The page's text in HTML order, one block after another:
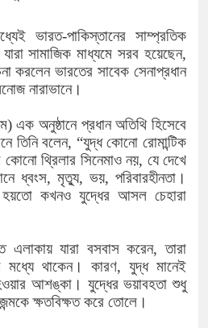
‘গুলশানের চামেলি’তে ভিন্ন রূপে
চরিত্রে
গুলশান থেকে সাবেক মন্ত্রী লতিফ
‘স্কুটি নাকি গোল্ড?’ ক্যাম্পেইনের
ব্র্যান্ড, বাড়ল ক্যাম্পেইনের মেয়াদ
সংবিধান অনুযায়ী যথাসময়ে রাষ্ট্রপতি
১৫২২ পুলিশ সদস্যকে চাকরিতে
খিলক্ষেত থানা বিএনপির যুগ্ম আহ্বায়ক
ভারত-পাকিস্তানের সাম্প্রতিক
সামাজিক মাধ্যমে সরব হয়েছেন,
করলেন ভারতের সাবেক সেনাপ্রধান
নারাভানে।
এক অনুষ্ঠানে প্রধান অতিথি হিসেবে
তিনি বলেন, “যুদ্ধ কোনো রোমান্টিক
থ্রিলার সিনেমাও নয়, যে দেখে
ধ্বংস, মৃত্যু, ভয়, পরিবারহীনতা।
হয়তো কখনও যুদ্ধের আসল চেহারা
এলাকায় যারা বসবাস করেন, তারা
মধ্যে থাকেন। কারণ, যুদ্ধ মানেই
আশঙ্কা। যুদ্ধের ভয়াবহতা শুধু
ক্ষতবিক্ষত করে তোলে।